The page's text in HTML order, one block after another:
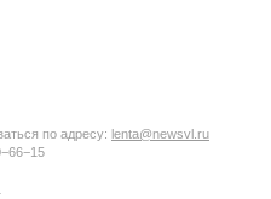
по адресу: lenta@newsvl.ru